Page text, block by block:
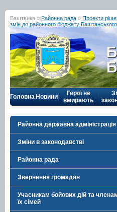
Баштанка » Районна рада » Проекти
змін до районного бюджету
Головна Новини
Герої не
вмирають
Районна державна адміністрація
Зміни в законодавстві
Районна рада
Звернення громадян
Учасникам бойових дій та
їх сімей